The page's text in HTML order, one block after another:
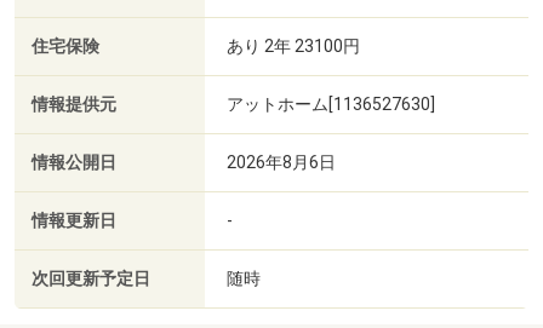
住宅保険 あり 2年 23100円
情報提供元 アットホーム[1136527630]
情報公開日 2026年8月6日
情報更新日 -
次回更新予定日 随時